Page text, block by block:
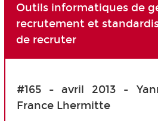
Outils informatiques de
recrutement et
de recruter
#165 - avril 2013 -
France Lhermitte